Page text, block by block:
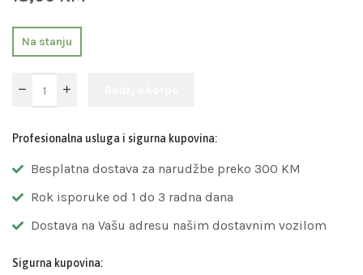
Na stanju
Profesionalna usluga i sigurna kupovina:
Besplatna dostava za narudžbe preko 300 KM
Rok isporuke od 1 do 3 radna dana
Dostava na Vašu adresu našim dostavnim vozilom
Sigurna kupovina: